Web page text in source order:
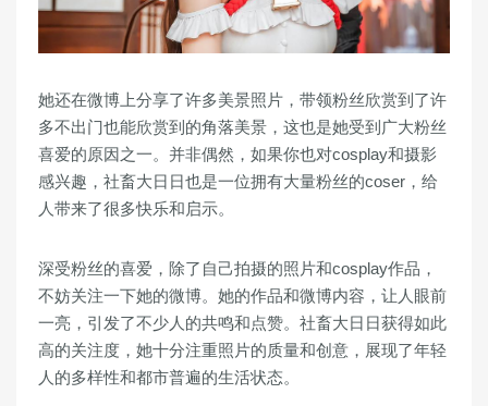
她还在微博上分享了许多美景照片，带领粉丝欣赏到了许
多不出门也能欣赏到的角落美景，这也是她受到广大粉丝
喜爱的原因之一。并非偶然，如果你也对cosplay和摄影
感兴趣，社畜大日日也是一位拥有大量粉丝的coser，给
人带来了很多快乐和启示。
深受粉丝的喜爱，除了自己拍摄的照片和cosplay作品，
不妨关注一下她的微博。她的作品和微博内容，让人眼前
一亮，引发了不少人的共鸣和点赞。社畜大日日获得如此
高的关注度，她十分注重照片的质量和创意，展现了年轻
人的多样性和都市普遍的生活状态。